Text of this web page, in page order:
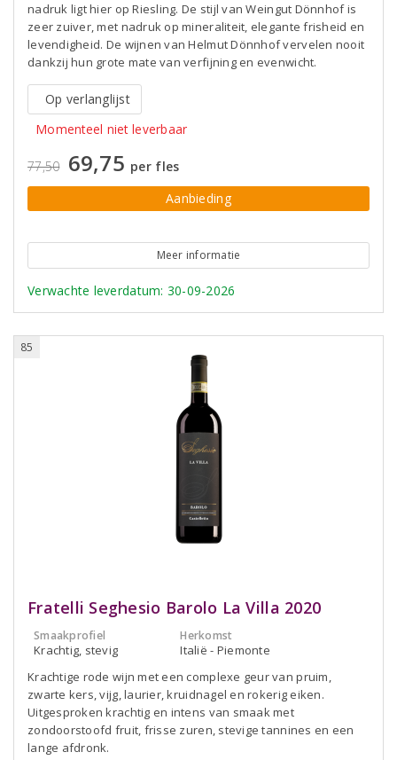
nadruk ligt hier op Riesling. De stijl van Weingut Dönnhof is
zeer zuiver, met nadruk op mineraliteit, elegante frisheid en
levendigheid. De wijnen van Helmut Dönnhof vervelen nooit
dankzij hun grote mate van verfijning en evenwicht.
Op verlanglijst
Momenteel niet leverbaar
77,50 69,75 per fles
Aanbieding
Meer informatie
Verwachte leverdatum: 30-09-2026
85
Fratelli Seghesio Barolo La Villa 2020
Smaakprofiel
Krachtig, stevig
Herkomst
Italië - Piemonte
Krachtige rode wijn met een complexe geur van pruim,
zwarte kers, vijg, laurier, kruidnagel en rokerig eiken.
Uitgesproken krachtig en intens van smaak met
zondoorstoofd fruit, frisse zuren, stevige tannines en een
lange afdronk.